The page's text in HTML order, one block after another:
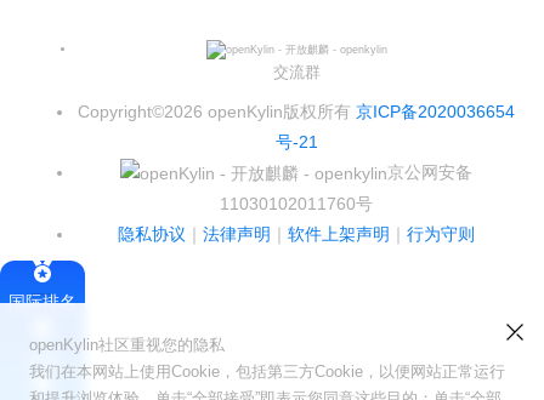
交流群
Copyright©2026 openKylin版权所有 京ICP备2020036654
号-21
京公网安备
11030102011760号
隐私协议
法律声明 软件上架声明 行为守则
openKylin社区重视您的隐私
我们在本网站上使用Cookie，包括第三方Cookie，以便网站正常运行
国际排名
签署